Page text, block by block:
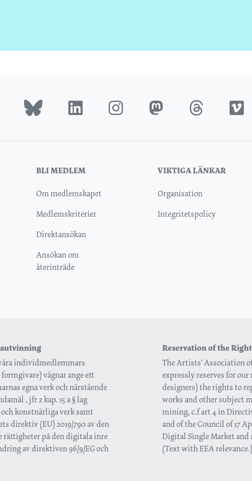
BLI MEDLEM
Om medlemskapet
Medlemskriterier
Direktansökan
Ansökan om
återinträde
VIKTIGA LÄNKAR
Organisation
Integritetspolicy
individmedlemmars
vägnar ange ett
egna verk och närstående
, jfr 2 kap. 15 a § lag
konstnärliga verk samt
direktiv (EU) 2019/790 av den
rättigheter på den digitala inre
av direktiven 96/9/EG och
Reservation of the
The Artists' Association
expressly reserves for
designers) the rights to
works and other subject
mining, c.f art 4 in
and of the Council of 17
Digital Single Market and
(Text with EEA relevance.)